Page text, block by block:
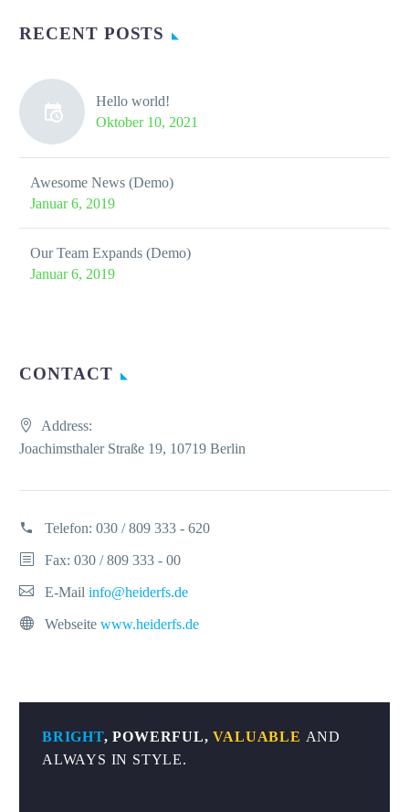
RECENT POSTS
Hello world!
Oktober 10, 2021
Awesome News (Demo)
Januar 6, 2019
Our Team Expands (Demo)
Januar 6, 2019
CONTACT
Address:
Joachimsthaler Straße 19, 10719 Berlin
Telefon: 030 / 809 333 - 620
Fax: 030 / 809 333 - 00
E-Mail info@heiderfs.de
Webseite www.heiderfs.de
BRIGHT, POWERFUL,VALUABLE AND
ALWAYS IN STYLE.